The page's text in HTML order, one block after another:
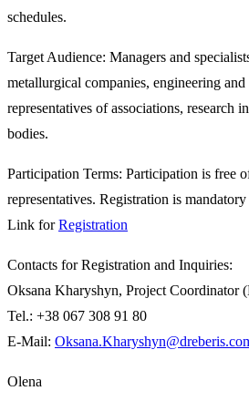
schedules.
Target Audience: Managers and
metallurgical companies, engineering and
representatives of associations, research
bodies.
Participation Terms: Participation is free
representatives. Registration is
Link forRegistration
Contacts for Registration and Inquiries:
Oksana Kharyshyn, Project Coordinator
Tel.: +38 067 308 91 80
E-Mail:
Olena